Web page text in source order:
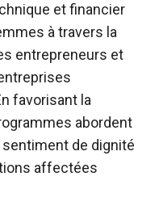
et financier
à travers la
entrepreneurs et
favorisant la
abordent
de dignité
affectées